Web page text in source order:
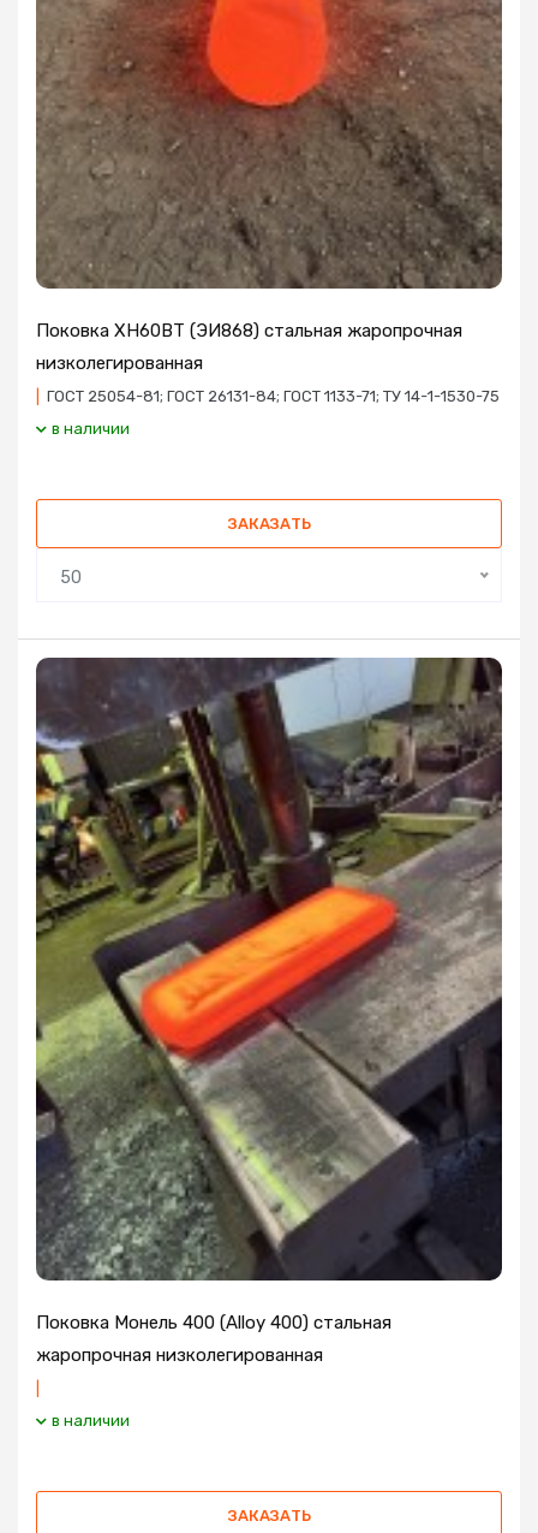
Поковка ХН60ВТ (ЭИ868) стальная жаропрочная
низколегированная
ГОСТ 25054-81; ГОСТ 26131-84; ГОСТ 1133-71; ТУ 14-1-1530-75
в наличии
ЗАКАЗАТЬ
50
Поковка Монель 400 (Alloy 400) стальная
жаропрочная низколегированная
в наличии
ЗАКАЗАТЬ